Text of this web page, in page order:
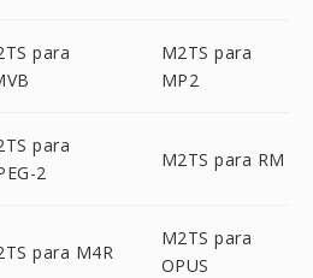
para
M2TS para
MP2
para
2
M2TS para RM
para M4R
M2TS para
OPUS